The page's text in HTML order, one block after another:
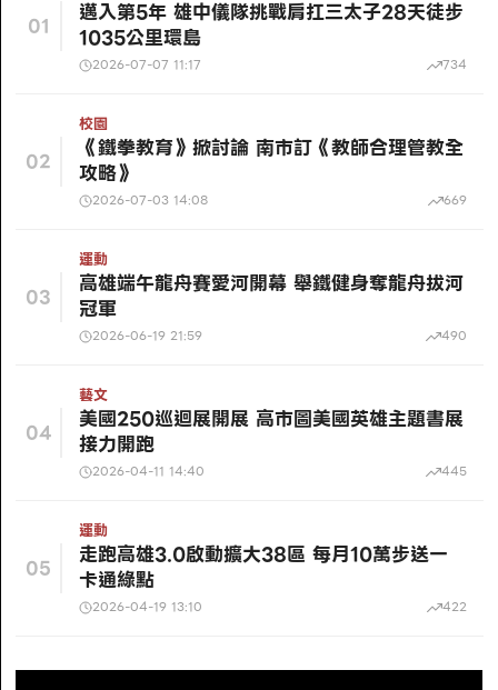
01
邁入第5年 雄中儀隊挑戰肩扛三太子28天徒步
1035公里環島
2026-07-07 11:17 734
02
校園
《鐵拳教育》掀討論 南市訂《教師合理管教全
攻略》
2026-07-03 14:08 669
03
運動
高雄端午龍舟賽愛河開幕 舉鐵健身奪龍舟拔河
冠軍
2026-06-19 21:59 490
04
藝文
美國250巡迴展開展 高市圖美國英雄主題書展
接力開跑
2026-04-11 14:40 445
05
運動
走跑高雄3.0啟動擴大38區 每月10萬步送一
卡通綠點
2026-04-19 13:10 422